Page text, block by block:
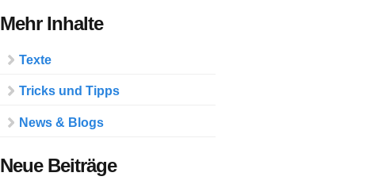
Mehr Inhalte
Texte
Tricks und Tipps
News & Blogs
Neue Beiträge